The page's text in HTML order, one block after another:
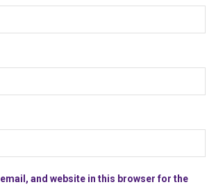
and website in this browser for the